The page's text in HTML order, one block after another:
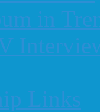
in
Links